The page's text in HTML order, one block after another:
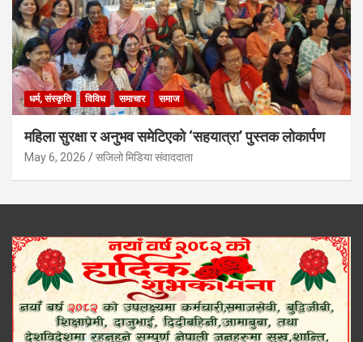
धर्म, संस्कृति विविध समाचार समाज
महिला सुरक्षा र अनुभव समेटिएको ‘सहयात्रा’ पुस्तक लोकार्पण
May 6, 2026 सजिलो मिडिया संवाददाता